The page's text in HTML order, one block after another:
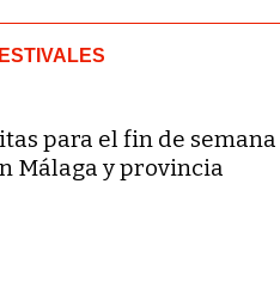
para el fin de semana
Málaga y provincia